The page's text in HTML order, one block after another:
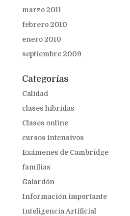
marzo 2011
febrero 2010
enero 2010
septiembre 2009
Categorías
Calidad
clases híbridas
Clases online
cursos intensivos
Exámenes de Cambridge
familias
Galardón
Información importante
Inteligencia Artificial